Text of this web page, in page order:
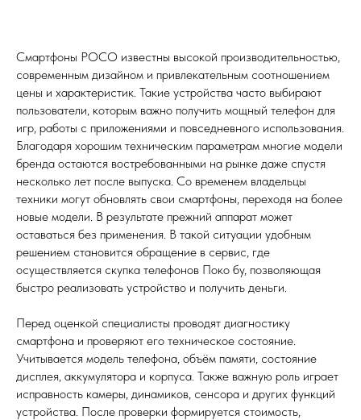
Смартфоны POCO известны высокой производительностью,
современным дизайном и привлекательным соотношением
цены и характеристик. Такие устройства часто выбирают
пользователи, которым важно получить мощный телефон для
игр, работы с приложениями и повседневного использования.
Благодаря хорошим техническим параметрам многие модели
бренда остаются востребованными на рынке даже спустя
несколько лет после выпуска. Со временем владельцы
техники могут обновлять свои смартфоны, переходя на более
новые модели. В результате прежний аппарат может
оставаться без применения. В такой ситуации удобным
решением становится обращение в сервис, где
осуществляется скупка телефонов Поко бу, позволяющая
быстро реализовать устройство и получить деньги.
Перед оценкой специалисты проводят диагностику
смартфона и проверяют его техническое состояние.
Учитывается модель телефона, объём памяти, состояние
дисплея, аккумулятора и корпуса. Также важную роль играет
исправность камеры, динамиков, сенсора и других функций
устройства. После проверки формируется стоимость,